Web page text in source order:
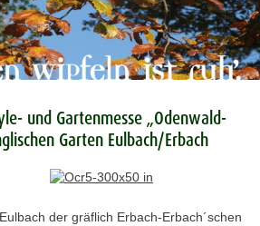
und Gartenmesse „Odenwald-
Garten Eulbach/Erbach
der gräflich Erbach-Erbach´schen